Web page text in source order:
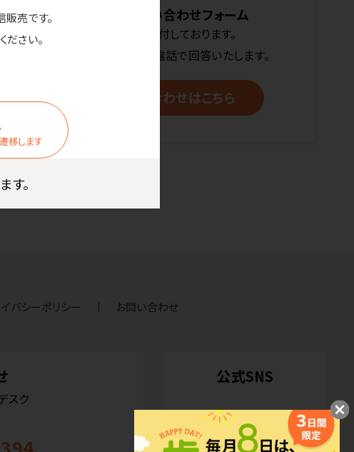
売です。
さい。
移します
す。
お問い合わせフォーム
24時間受付しております。
メールまたはお電話で回答いたします。
お問い合わせはこちら
バシーポリシー お問い合わせ
スク
公式SNS